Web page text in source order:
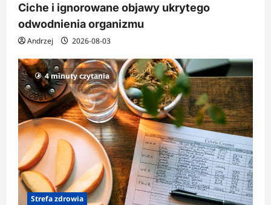
Ciche i ignorowane objawy ukrytego
odwodnienia organizmu
Andrzej 2026-08-03
4 minuty czytania
Strefa zdrowia